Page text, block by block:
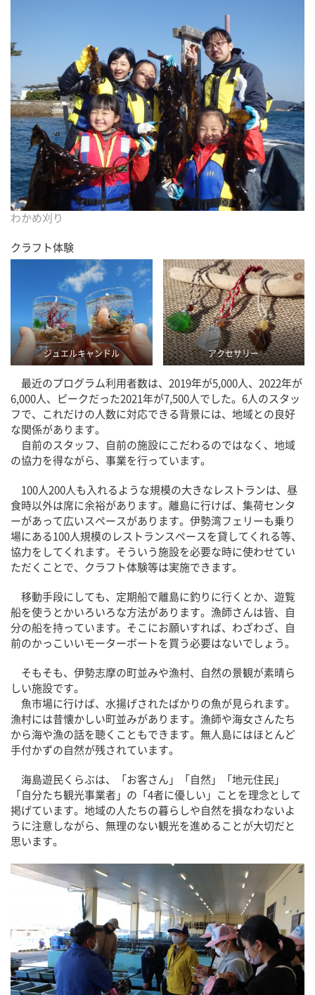
わかめ刈り
ジュエルキャンドル アクセサリー
クラフト体験
最近のプログラム利用者数は、2019年が5,000人、2022年が
6,000人、ピークだった2021年が7,500人でした。6人のスタッ
フで、これだけの人数に対応できる背景には、地域との良好
な関係があります。
自前のスタッフ、自前の施設にこだわるのではなく、地域
の協力を得ながら、事業を行っています。
100人200人も入れるような規模の大きなレストランは、昼
食時以外は席に余裕があります。離島に行けば、集荷センタ
ーがあって広いスペースがあります。伊勢湾フェリーも乗り
場にある100人規模のレストランスペースを貸してくれる等、
協力をしてくれます。そういう施設を必要な時に使わせてい
ただくことで、クラフト体験等は実施できます。
移動手段にしても、定期船で離島に釣りに行くとか、遊覧
船を使うとかいろいろな方法があります。漁師さんは皆、自
分の船を持っています。そこにお願いすれば、わざわざ、自
前のかっこいいモーターボートを買う必要はないでしょう。
そもそも、伊勢志摩の町並みや漁村、自然の景観が素晴ら
しい施設です。
魚市場に行けば、水揚げされたばかりの魚が見られます。
漁村には昔懐かしい町並みがあります。漁師や海女さんたち
から海や漁の話を聴くこともできます。無人島にはほとんど
手付かずの自然が残されています。
海島遊民くらぶは、「お客さん」「自然」「地元住民」
「自分たち観光事業者」の「4者に優しい」ことを理念として
掲げています。地域の人たちの暮らしや自然を損なわないよ
うに注意しながら、無理のない観光を進めることが大切だと
思います。